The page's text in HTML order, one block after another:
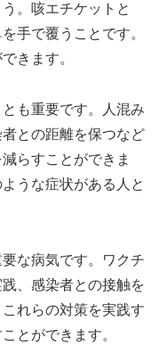
。咳エチケットと
手で覆うことです。
きます。
も重要です。人混み
との距離を保つなど
らすことができま
うな症状がある人と
な病気です。ワクチ
、感染者との接触を
れらの対策を実践す
とができます。